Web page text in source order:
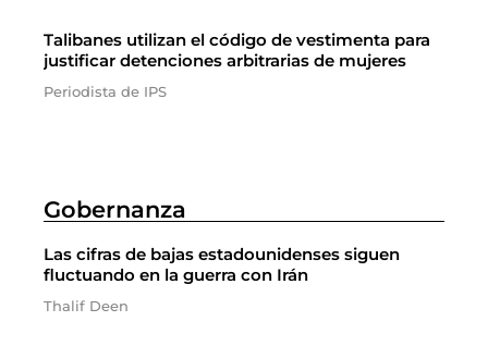
Talibanes utilizan el código de vestimenta para
justificar detenciones arbitrarias de mujeres
Periodista de IPS
Gobernanza
Las cifras de bajas estadounidenses siguen
fluctuando en la guerra con Irán
Thalif Deen